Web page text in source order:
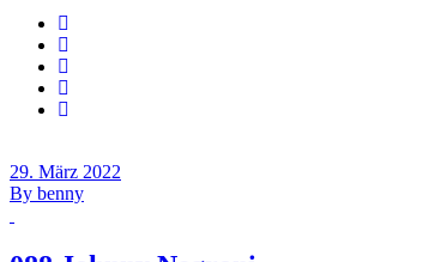
29. März 2022
By benny